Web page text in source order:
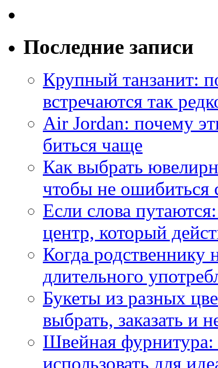
Последние записи
Крупный танзанит:
встречаются так
Air Jordan: почему
биться чаще
Как выбрать
чтобы не ошибиться
Если слова
центр, который
Когда
длительного
Букеты из разных
выбрать, заказать и
Швейная фурнитура:
использовать для